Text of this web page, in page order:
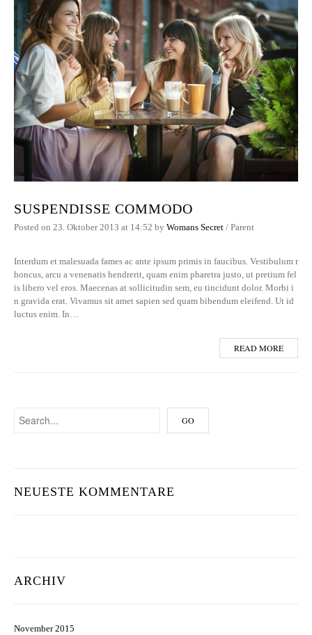
NEUESTE KOMMENTARE
ARCHIV
November 2015
SUSPENDISSE COMMODO
Posted on 23. Oktober 2013 at 14:52 by Womans Secret / Parent
Interdum et malesuada fames ac ante ipsum primis in faucibus. Vestibulum r
honcus, arcu a venenatis hendrerit, quam enim pharetra justo, ut pretium fel
is libero vel eros. Maecenas at sollicitudin sem, eu tincidunt dolor. Morbi i
n gravida erat. Vivamus sit amet sapien sed quam bibendum eleifend. Ut id
luctus enim. In…
READ MORE